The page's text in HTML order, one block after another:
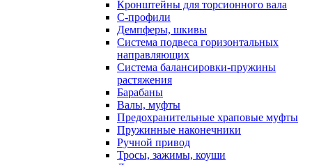
Кронштейны для торсионного вала
С-профили
Демпферы, шкивы
Система подвеса горизонтальных
направляющих
Система балансировки-пружины
растяжения
Барабаны
Валы, муфты
Предохранительные храповые муфты
Пружинные наконечники
Ручной привод
Тросы, зажимы, коуши